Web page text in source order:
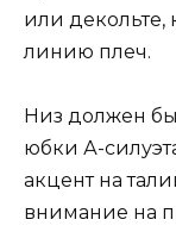
или декольте,
линию плеч.
Низ должен
юбки А-
акцент на
внимание на